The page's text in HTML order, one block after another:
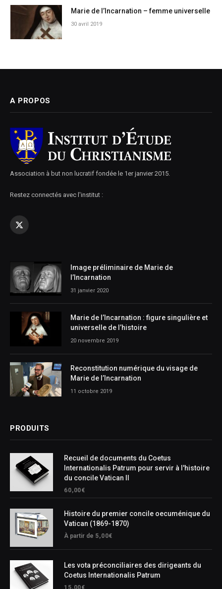
Marie de l’Incarnation – femme universelle
30 avril 2019
A PROPOS
Association à but non lucratif fondée le 1er janvier 2015.
Restez connectés avec l'institut :
X
Image préliminaire de Marie de
l’Incarnation
31 janvier 2020
Marie de l’Incarnation : figure singulière et
universelle de l’histoire
20 novembre 2019
Reconstitution numérique du visage de
Marie de l’Incarnation
11 octobre 2019
PRODUITS
Recueil de documents du Coetus
Internationalis Patrum pour servir à l'histoire
du concile Vatican II
60,00€
Histoire du premier concile oecuménique du
Vatican (1869-1870)
À partir de 5,00€
Les vota préconciliaires des dirigeants du
Coetus Internationalis Patrum
15,00€